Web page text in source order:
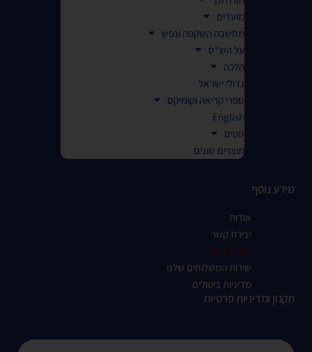
מועדים
מחשבה השקפה ונפש
על הש"ס
הלכה
גדולי ישראל
ספרי קריאה וקומיקס
English
סטים
מוצרים שונים
מידע נוסף
אודות
יצירת קשר
החשבון שלי
שירות המשלוחים שלנו
מדיניות ביטולים
תקנון ומדיניות פרטיות